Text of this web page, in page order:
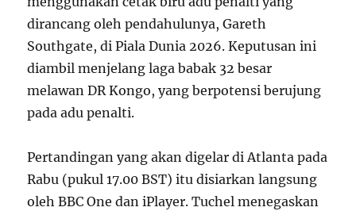
dirancang oleh pendahulunya, Gareth
Southgate, di Piala Dunia 2026. Keputusan ini
diambil menjelang laga babak 32 besar
melawan DR Kongo, yang berpotensi berujung
pada adu penalti.
Pertandingan yang akan digelar di Atlanta pada
Rabu (pukul 17.00 BST) itu disiarkan langsung
oleh BBC One dan iPlayer. Tuchel menegaskan